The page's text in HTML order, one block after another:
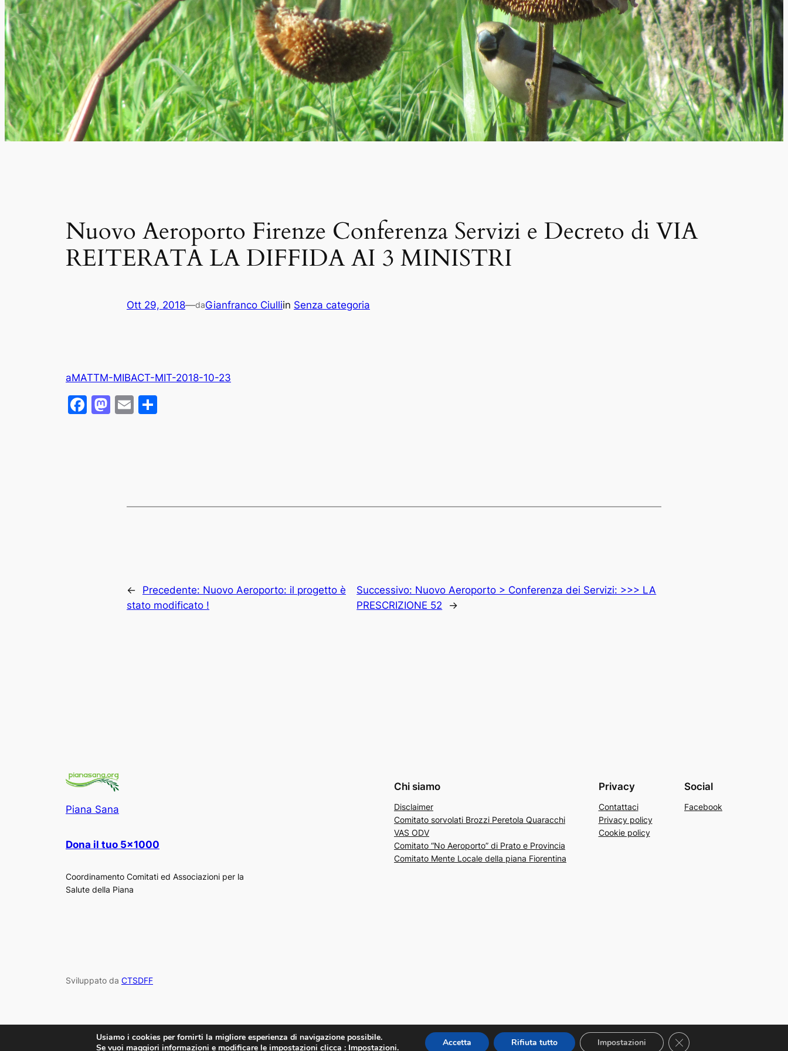
Nuovo Aeroporto Firenze Conferenza Servizi e Decreto di VIA
REITERATA LA DIFFIDA AI 3 MINISTRI
Ott 29, 2018—daGianfranco Ciulliin Senza categoria
aMATTM-MIBACT-MIT-2018-10-23
Facebook
Mastodon
Email
← Precedente: Nuovo Aeroporto: il progetto è
stato modificato !
Successivo: Nuovo Aeroporto > Conferenza dei Servizi: >>> LA
PRESCRIZIONE 52
→
Piana Sana
Dona il tuo 5×1000
Coordinamento Comitati ed Associazioni per la
Salute della Piana
Chi siamo
Disclaimer
Comitato sorvolati Brozzi Peretola Quaracchi
VAS ODV
Comitato “No Aeroporto” di Prato e Provincia
Comitato Mente Locale della piana Fiorentina
Privacy
Contattaci
Privacy policy
Cookie policy
Social
Facebook
Sviluppato da CTSDFF
Usiamo i cookies per fornirti la migliore esperienza di navigazione possibile.
Se vuoi maggiori informazioni e modificare le impostazioni clicca : Impostazioni. Accetta Rifiuta tutto Impostazioni Close GDPR Cookie Banner